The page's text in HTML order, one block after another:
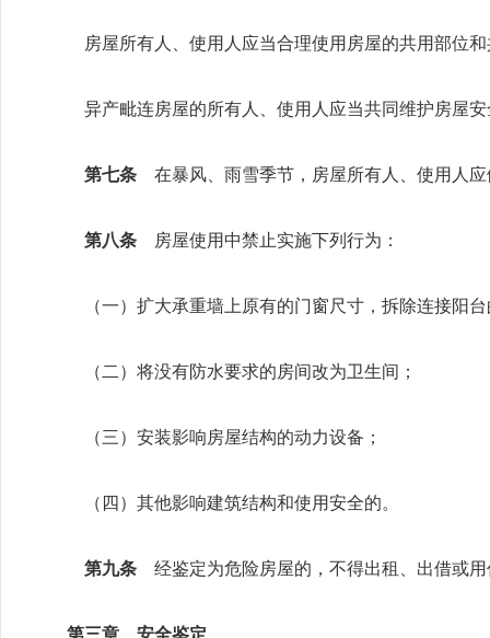
房屋所有人、使用人应当合理使用房屋的共用部位
异产毗连房屋的所有人、使用人应当共同维护房屋
第七条 在暴风、雨雪季节，房屋所有人、使用人
第八条 房屋使用中禁止实施下列行为：
（一）扩大承重墙上原有的门窗尺寸，拆除连接阳
（二）将没有防水要求的房间改为卫生间；
（三）安装影响房屋结构的动力设备；
（四）其他影响建筑结构和使用安全的。
第九条 经鉴定为危险房屋的，不得出租、出借或
第三章 安全鉴定